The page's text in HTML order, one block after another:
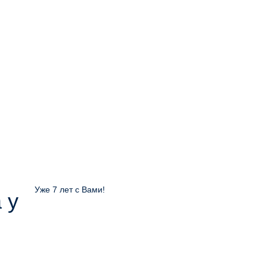
у
Уже 7 лет с Вами!